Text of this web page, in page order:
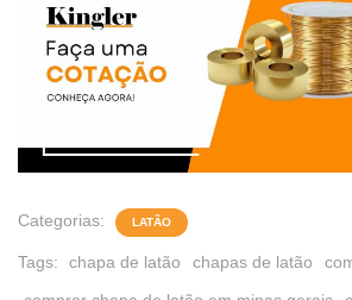
Categorias: LATÃO
Tags: chapa de latão chapas de latão